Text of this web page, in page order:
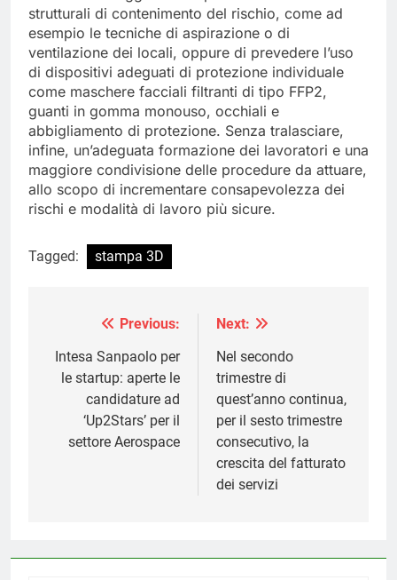
strutturali di contenimento del rischio, come ad
esempio le tecniche di aspirazione o di
ventilazione dei locali, oppure di prevedere l’uso
di dispositivi adeguati di protezione individuale
come maschere facciali filtranti di tipo FFP2,
guanti in gomma monouso, occhiali e
abbigliamento di protezione. Senza tralasciare,
infine, un’adeguata formazione dei lavoratori e una
maggiore condivisione delle procedure da attuare,
allo scopo di incrementare consapevolezza dei
rischi e modalità di lavoro più sicure.
Tagged: stampa 3D
Navigazione
articoli
Previous:
Intesa Sanpaolo per
le startup: aperte le
candidature ad
‘Up2Stars’ per il
settore Aerospace
Next:
Nel secondo
trimestre di
quest’anno continua,
per il sesto trimestre
consecutivo, la
crescita del fatturato
dei servizi